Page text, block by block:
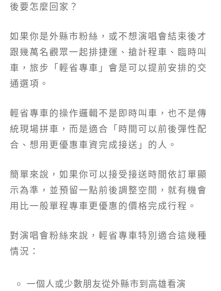
後要怎麼回家？
如果你是外縣市粉絲，或不想演唱會結束後才
跟幾萬名觀眾一起排捷運、搶計程車、臨時叫
車，旅步「輕省專車」會是可以提前安排的交
通選項。
輕省專車的操作邏輯不是即時叫車，也不是傳
統現場拼車，而是適合「時間可以前後彈性配
合、想用更優惠車資完成接送」的人。
簡單來說，如果你可以接受接送時間依訂單顯
示為準，並預留一點前後調整空間，就有機會
用比一般單程專車更優惠的價格完成行程。
對演唱會粉絲來說，輕省專車特別適合這幾種
情況：
一個人或少數朋友從外縣市到高雄看演